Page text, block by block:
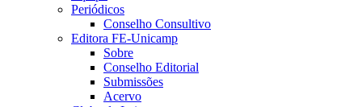
Periódicos
Conselho Consultivo
Editora FE-Unicamp
Sobre
Conselho Editorial
Submissões
Acervo